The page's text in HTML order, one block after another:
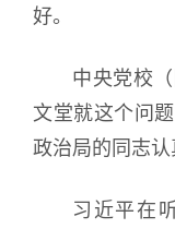
好。
中央党校
文堂就这个问
政治局的同志认
习近平在